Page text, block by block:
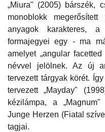
„Miura" (2005) bárszék,
monoblokk
anyagok karakteres, a
formajegyei egy - ma
amelyet „angular
névvel jelölnek. Az új
tervezett tárgyak körét.
tervezett „Mayday"
kézilámpa, a
Junge Herzen (Fiatal
tagjai.